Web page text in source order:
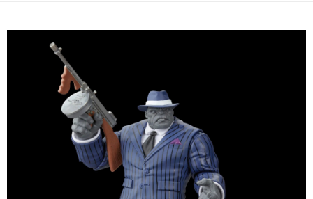
消。如遇「轉專審核」未通過狀況，表示未達大哥付你分期系統評分，恕無
法說明評估內容。
【繳款方式說明】
1.分期款項不併入電信帳單，「大哥付你分期」於每月結算日後寄送繳費提
2.透過簡訊連結打開帳單後，可選擇「超商條碼／台灣大直營門市／銀行轉
帳／街口支付／iPASS MONEY」等通路繳費。
1.本服務係由「台灣大哥大股份有限公司」（以下簡稱本公司）所提供，讓
用戶於交易時，得透過本服務購買商品或服務，並由商店將買賣／分期付款
買賣價金債權讓與本公司後，依約使用本公司帳單繳交帳款。
2.基於同意付款使用「大哥付你分期」之契約關係目的，商店將以您的個人
資料（包含姓名、電話或地址）提供予台灣大哥大進項蒐集、處理及利用，
每筆NT$90，滿NT$3,000(含以上)免運費
預購-付款後全家取貨(舊)
每筆NT$90，滿NT$3,000(含以上)免運費
預購-7-11取貨付款(舊)
每筆NT$90，滿NT$3,000(含以上)免運費
預購-付款後7-11取貨(舊)
每筆NT$90，滿NT$3,000(含以上)免運費